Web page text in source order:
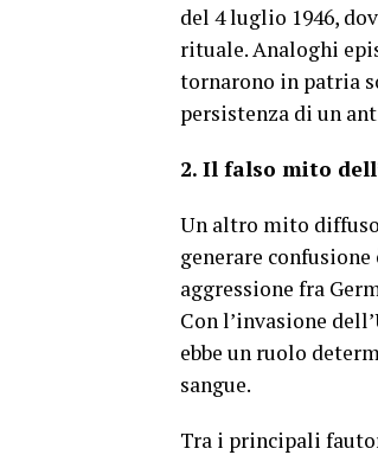
del 4 luglio 1946,
rituale. Analoghi
tornarono in patria
persistenza di un
2. Il falso mito
Un altro mito
generare
aggressione fra
Con l’invasione
ebbe un ruolo
sangue.
Tra i principali